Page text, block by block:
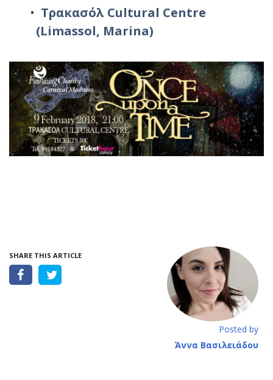
Τρακασόλ Cultural Centre
(Limassol, Marina)
SHARE THIS ARTICLE
Posted by
Άννα Βασιλειάδου